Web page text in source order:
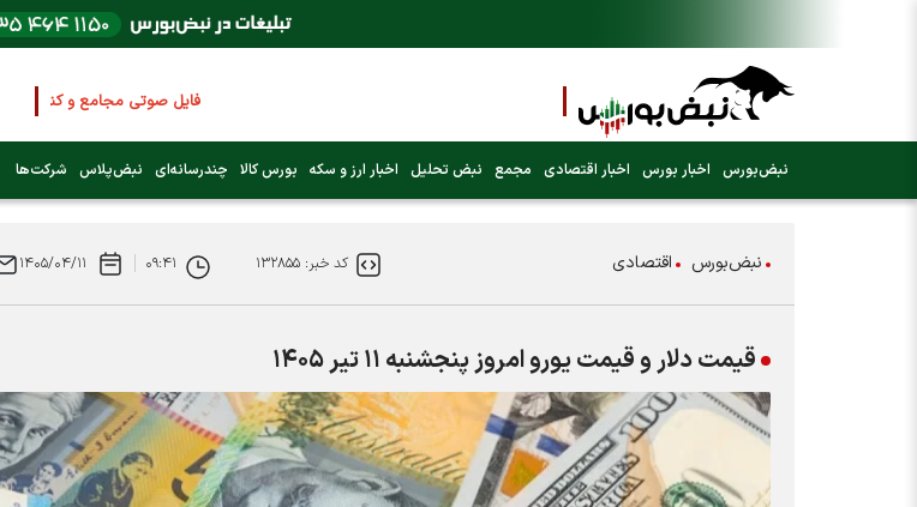
فایل صوتی مجامع و کنفرانس ها
عرضه اولیه بعدی کدام نماد است؟ نبض‌بورس اخبار بورس اخبار اقتصادی مجمع نبض تحلیل اخبار ارز و سکه بورس کالا چندرسانه‌ای نبض‌پلاس شرکت‌ها
نبض‌بورس اقتصادی کد خبر: ۱۳۲۸۵۵ ۰۹:۴۱ ۱۴۰۵/۰۴/۱۱
قیمت دلار و قیمت یورو امروز پنجشنبه ۱۱ تیر ۱۴۰۵